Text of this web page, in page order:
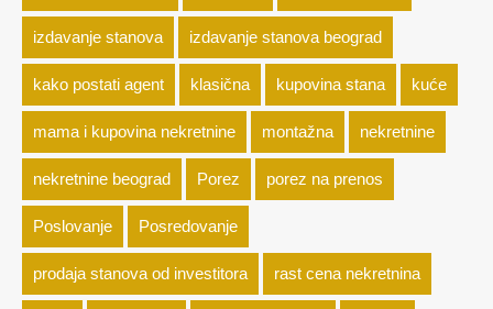
izdavanje stanova izdavanje stanova beograd
kako postati agent klasična kupovina stana kuće
mama i kupovina nekretnine montažna nekretnine
nekretnine beograd Porez porez na prenos
Poslovanje Posredovanje
prodaja stanova od investitora rast cena nekretnina